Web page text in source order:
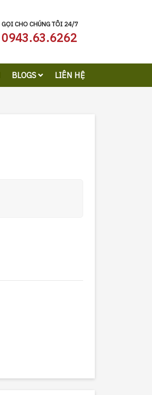
GỌI CHO CHÚNG TÔI 24/7
0943.63.6262
BLOGS LIÊN HỆ